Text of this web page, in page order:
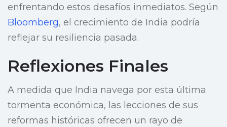
enfrentando estos desafíos inmediatos. Según
Bloomberg, el crecimiento de India podría
reflejar su resiliencia pasada.
Reflexiones Finales
A medida que India navega por esta última
tormenta económica, las lecciones de sus
reformas históricas ofrecen un rayo de